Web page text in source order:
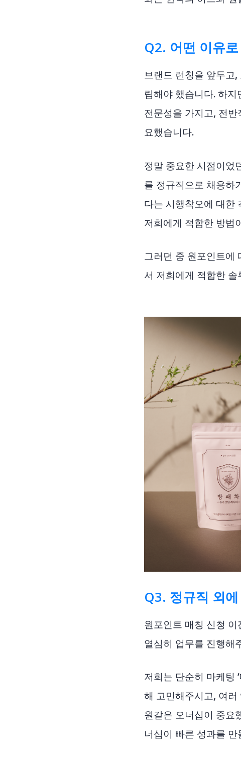
Q2. 어떤 이유
브랜드 런칭을 앞두고
립해야 했습니다. 하
전문성을 가지고, 전
요했습니다.
정말 중요한 시점이었
를 정규직으로 채용하
다는 시행착오에 대한
저희에게 적합한 방법
그러던 중 원포인트에
서 저희에게 적합한
Q3. 정규직 외
원포인트 매칭 신청
열심히 업무를 진행해
저희는 단순히 마케팅
해 고민해주시고, 여
원같은 오너십이 중요
너십이 빠른 성과를